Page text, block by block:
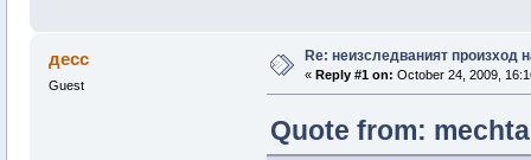
десс
Guest
Re: неизследваният произход
« Reply #1 on: October 24, 2009,
Quote from: